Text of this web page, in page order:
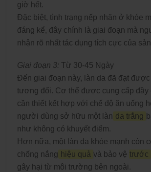
giờ hết.
Đặc biệt, tình trạng nếp nhăn ở khóe
đáng kể, đây chính là giai đoạn mà
nhận rõ nhất tác dụng tích cực của
Giai đoạn 3: Từ 30-45 Ngày
Đến giai đoạn này, làn da đã đạt
tương đối. Cơ thể được cung cấp đầy
cần thiết kết hợp với chế độ ăn uống
người dùng sở hữu một làn da trắng
như không có khuyết điểm.
Hơn nữa, một làn da khỏe mạnh còn
chống nắng hiệu quả và bảo vệ trước
gây hại từ môi trường bên ngoài.